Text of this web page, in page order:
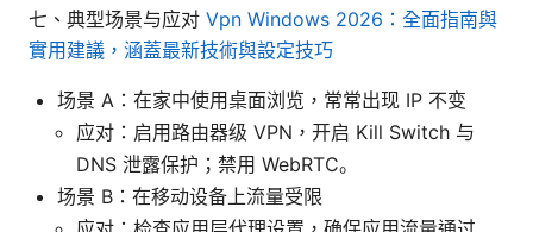
七、典型场景与应对 Vpn Windows 2026：全面指南與
實用建議，涵蓋最新技術與設定技巧
场景 A：在家中使用桌面浏览，常常出现 IP 不变
应对：启用路由器级 VPN，开启 Kill Switch 与
DNS 泄露保护；禁用 WebRTC。
场景 B：在移动设备上流量受限